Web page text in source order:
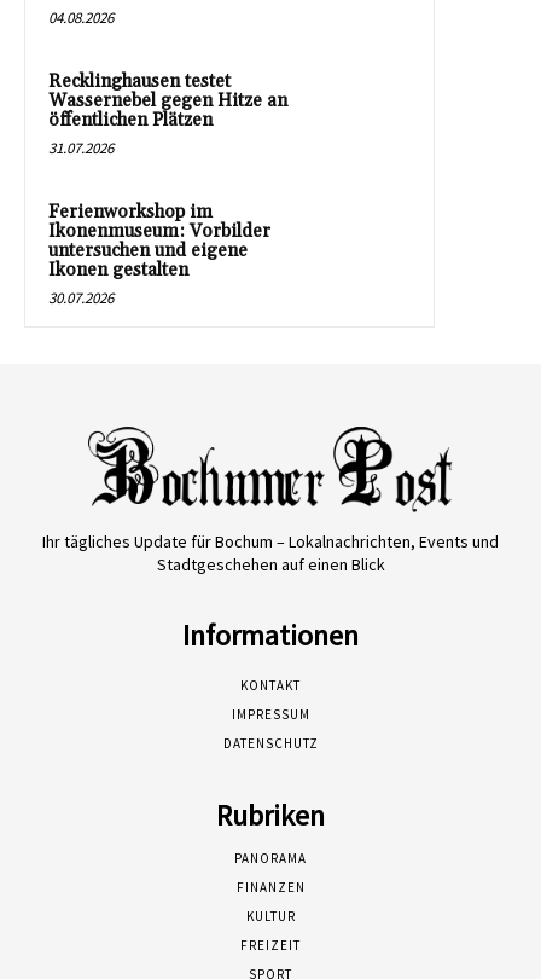
04.08.2026
Recklinghausen testet
Wassernebel gegen Hitze an
öffentlichen Plätzen
31.07.2026
Ferienworkshop im
Ikonenmuseum: Vorbilder
untersuchen und eigene
Ikonen gestalten
30.07.2026
Ihr tägliches Update für Bochum – Lokalnachrichten, Events und
Stadtgeschehen auf einen Blick
Informationen
KONTAKT
IMPRESSUM
DATENSCHUTZ
Rubriken
PANORAMA
FINANZEN
KULTUR
FREIZEIT
SPORT